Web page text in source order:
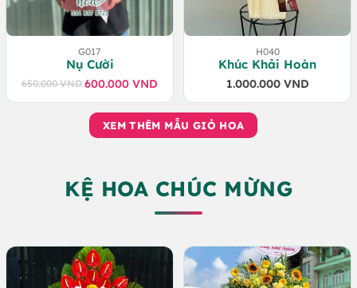
G017
Nụ Cười
650.000VND Giá
gốc
là:
650.000 VND.
600.000VND
Giá
hiện
tại
600.000 VND.
H040
Khúc Khải Hoàn
1.000.000 VND
XEM THÊM MẪU GIỎ HOA
KỆ HOA CHÚC MỪNG